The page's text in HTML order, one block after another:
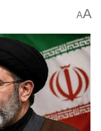
AA